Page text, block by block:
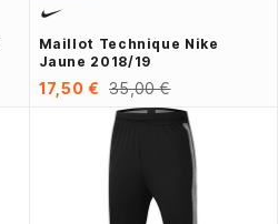
Maillot Technique Nike
Jaune 2018/19
17,50 € 35,00 €